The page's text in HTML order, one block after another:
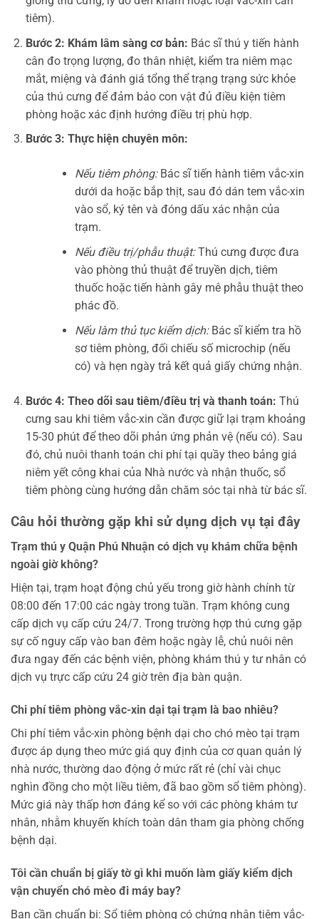
tiêm).
Bước 2: Khám lâm sàng cơ bản: Bác sĩ thú y tiến hành
cân đo trọng lượng, đo thân nhiệt, kiểm tra niêm mạc
mắt, miệng và đánh giá tổng thể trạng trạng sức khỏe
của thú cưng để đảm bảo con vật đủ điều kiện tiêm
phòng hoặc xác định hướng điều trị phù hợp.
Bước 3: Thực hiện chuyên môn:
Nếu tiêm phòng:Bác sĩ tiến hành tiêm vắc-xin
dưới da hoặc bắp thịt, sau đó dán tem vắc-xin
vào sổ, ký tên và đóng dấu xác nhận của
trạm.
Nếu điều trị/phẫu thuật:Thú cưng được đưa
vào phòng thủ thuật để truyền dịch, tiêm
thuốc hoặc tiến hành gây mê phẫu thuật theo
phác đồ.
Nếu làm thủ tục kiểm dịch:Bác sĩ kiểm tra hồ
sơ tiêm phòng, đối chiếu số microchip (nếu
có) và hẹn ngày trả kết quả giấy chứng nhận.
Bước 4: Theo dõi sau tiêm/điều trị và thanh toán: Thú
cưng sau khi tiêm vắc-xin cần được giữ lại trạm khoảng
15-30 phút để theo dõi phản ứng phản vệ (nếu có). Sau
đó, chủ nuôi thanh toán chi phí tại quầy theo bảng giá
niêm yết công khai của Nhà nước và nhận thuốc, sổ
tiêm phòng cùng hướng dẫn chăm sóc tại nhà từ bác sĩ.
Câu hỏi thường gặp khi sử dụng dịch vụ tại đây
Trạm thú y Quận Phú Nhuận có dịch vụ khám chữa bệnh
ngoài giờ không?
Hiện tại, trạm hoạt động chủ yếu trong giờ hành chính từ
08:00 đến 17:00 các ngày trong tuần. Trạm không cung
cấp dịch vụ cấp cứu 24/7. Trong trường hợp thú cưng gặp
sự cố nguy cấp vào ban đêm hoặc ngày lễ, chủ nuôi nên
đưa ngay đến các bệnh viện, phòng khám thú y tư nhân có
dịch vụ trực cấp cứu 24 giờ trên địa bàn quận.
Chi phí tiêm phòng vắc-xin dại tại trạm là bao nhiêu?
Chi phí tiêm vắc-xin phòng bệnh dại cho chó mèo tại trạm
được áp dụng theo mức giá quy định của cơ quan quản lý
nhà nước, thường dao động ở mức rất rẻ (chỉ vài chục
nghìn đồng cho một liều tiêm, đã bao gồm sổ tiêm phòng).
Mức giá này thấp hơn đáng kể so với các phòng khám tư
nhân, nhằm khuyến khích toàn dân tham gia phòng chống
bệnh dại.
Tôi cần chuẩn bị giấy tờ gì khi muốn làm giấy kiểm dịch
vận chuyển chó mèo đi máy bay?
Bạn cần chuẩn bị: Sổ tiêm phòng có chứng nhận tiêm vắc-